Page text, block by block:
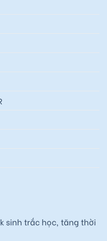
sinh trắc học, tăng thời